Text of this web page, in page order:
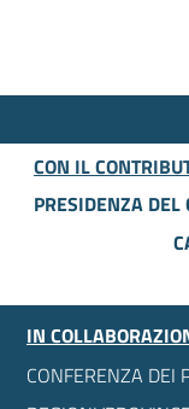
CON IL
PRESIDENZA
IN
CONFERENZA DEI